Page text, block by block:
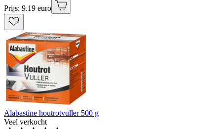
Prijs: 9.19 euro
Alabastine houtrotvuller 500 g
Veel verkocht